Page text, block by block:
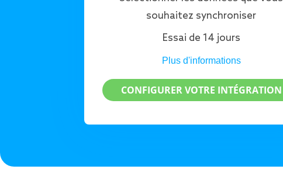
souhaitez synchroniser
Essai de 14 jours
Plus d'informations
CONFIGURER VOTRE INTÉGRATION